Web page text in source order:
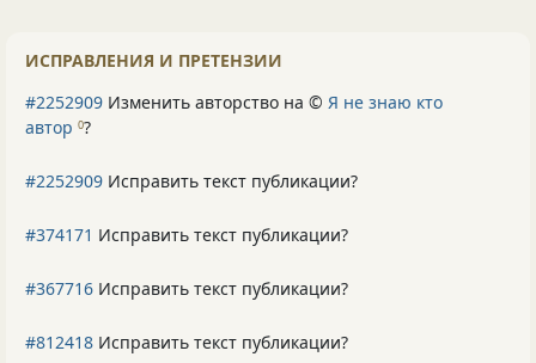
ИСПРАВЛЕНИЯ И ПРЕТЕНЗИИ
#2252909 Изменить авторство на © Я не знаю кто
автор 0?
#2252909 Исправить текст публикации?
#374171 Исправить текст публикации?
#367716 Исправить текст публикации?
#812418 Исправить текст публикации?